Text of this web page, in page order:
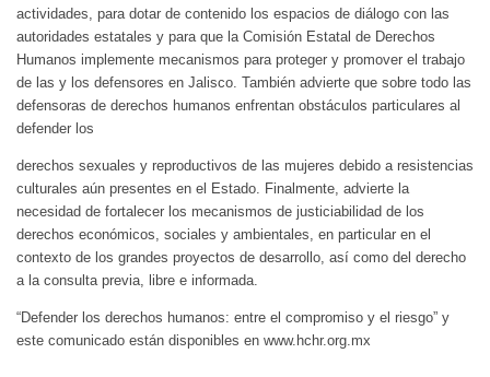
actividades, para dotar de contenido los espacios de diálogo con las
autoridades estatales y para que la Comisión Estatal de Derechos
Humanos implemente mecanismos para proteger y promover el trabajo
de las y los defensores en Jalisco. También advierte que sobre todo las
defensoras de derechos humanos enfrentan obstáculos particulares al
defender los
derechos sexuales y reproductivos de las mujeres debido a resistencias
culturales aún presentes en el Estado. Finalmente, advierte la
necesidad de fortalecer los mecanismos de justiciabilidad de los
derechos económicos, sociales y ambientales, en particular en el
contexto de los grandes proyectos de desarrollo, así como del derecho
a la consulta previa, libre e informada.
“Defender los derechos humanos: entre el compromiso y el riesgo” y
este comunicado están disponibles en www.hchr.org.mx